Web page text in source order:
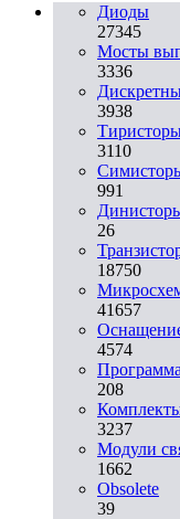
Диоды
27345
Мосты
3336
3938
3110
991
26
18750
41657
4574
208
3237
Модули
1662
Obsolete
39